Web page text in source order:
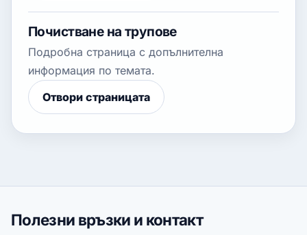
Почистване на трупове
Подробна страница с допълнителна
информация по темата.
Отвори страницата
Полезни връзки и контакт